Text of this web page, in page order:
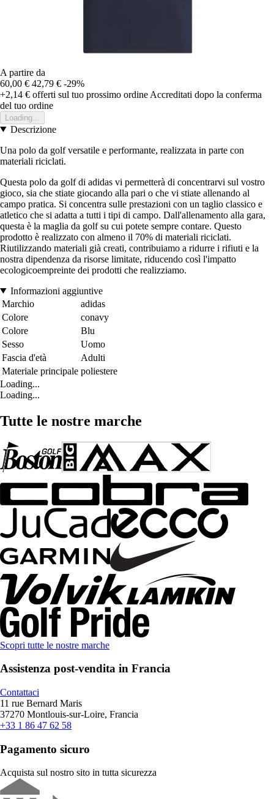
A partire da
60,00 € 42,79 € -29%
+2,14 € offerti sul tuo prossimo ordine Accreditati dopo la conferma
del tuo ordine
Loading...
Descrizione
Una polo da golf versatile e performante, realizzata in parte con
materiali riciclati.
Questa polo da golf di adidas vi permetterà di concentrarvi sul vostro
gioco, sia che stiate giocando alla pari o che vi stiate allenando al
campo pratica. Si concentra sulle prestazioni con un taglio classico e
atletico che si adatta a tutti i tipi di campo. Dall'allenamento alla gara,
questa è la maglia da golf su cui potete sempre contare. Questo
prodotto è realizzato con almeno il 70% di materiali riciclati.
Riutilizzando materiali già creati, contribuiamo a ridurre i rifiuti e la
nostra dipendenza da risorse limitate, riducendo così l'impatto
ecologicoempreinte dei prodotti che realizziamo.
Informazioni aggiuntive
Marchio
adidas
Colore
conavy
Colore
Blu
Sesso
Uomo
Fascia d'età
Adulti
Materiale principale poliestere
Loading...
Loading...
Tutte le nostre marche
Scopri tutte le nostre marche
Assistenza post-vendita in Francia
Contattaci
11 rue Bernard Maris
37270 Montlouis-sur-Loire, Francia
+33 1 86 47 62 58
Pagamento sicuro
Acquista sul nostro sito in tutta sicurezza